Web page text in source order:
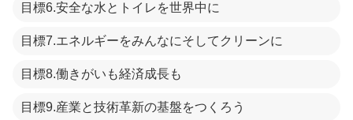
目標6.安全な水とトイレを世界中に
目標7.エネルギーをみんなにそしてクリーンに
目標8.働きがいも経済成長も
目標9.産業と技術革新の基盤をつくろう